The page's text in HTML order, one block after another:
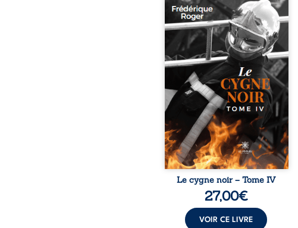
Le « Bienvenue dans ma vie »
était plein de promesses. Julia
a tout quitté pour suivre son
pompier, Jérôme, à Paris.
Toutefois, la jeune femme ne
s’habitue pas à la vie en
caserne. L’été suivant, elle fuit
la capitale pour se réfugier en
Corse. Elle y voit l’occasion de
se réconcilier avec son père et
retrouver Baptiste, son amour
d'enfance. Cependant, une
mystérieuse affaire ...
Le cygne noir – Tome IV
27,00€
VOIR CE LIVRE